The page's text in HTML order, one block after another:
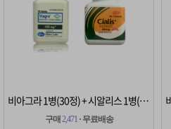
비아그라 1병(30정) + 시알리스 1병(30정)
구매 2,471· 무료배송